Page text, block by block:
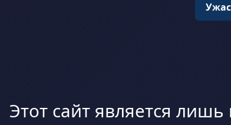
Этот сайт является